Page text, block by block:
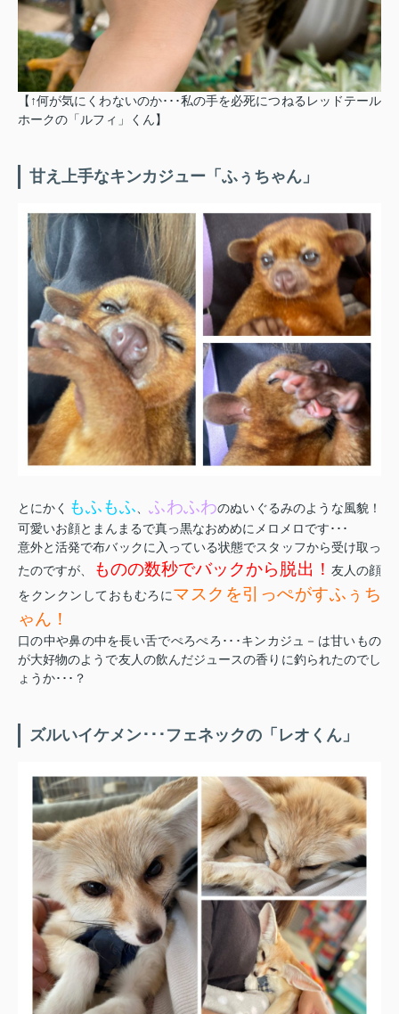
【↑何が気にくわないのか･･･私の手を必死につねるレッドテール
ホークの「ルフィ」くん】
甘え上手なキンカジュー「ふぅちゃん」
とにかく もふもふ 、ふわふわのぬいぐるみのような風貌！
可愛いお顔とまんまるで真っ黒なおめめにメロメロです･･･
意外と活発で布バックに入っている状態でスタッフから受け取っ
たのですが、
ものの数秒でバックから脱出！ 友人の顔
をクンクンしておもむろにマスクを引っぺがすふぅち
ゃん！
口の中や鼻の中を長い舌でぺろぺろ･･･キンカジュ－は甘いもの
が大好物のようで友人の飲んだジュースの香りに釣られたのでし
ょうか･･･？
ズルいイケメン･･･フェネックの「レオくん」